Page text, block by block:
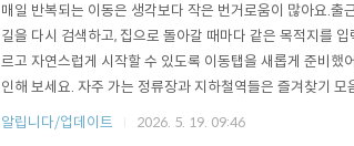
매일 반복되는 이동은 생각보다 작은 번거로움이 많아요.
길을 다시 검색하고, 집으로 돌아갈 때마다 같은 목적지를
르고 자연스럽게 시작할 수 있도록 이동탭을 새롭게 준비
인해 보세요. 자주 가는 정류장과 지하철역들은 즐겨찾기
장, 지하철역들을 이동탭에서 빠르게 살펴볼 수 있도록 정리
알립니다/업데이트 2026. 5. 19. 09:46